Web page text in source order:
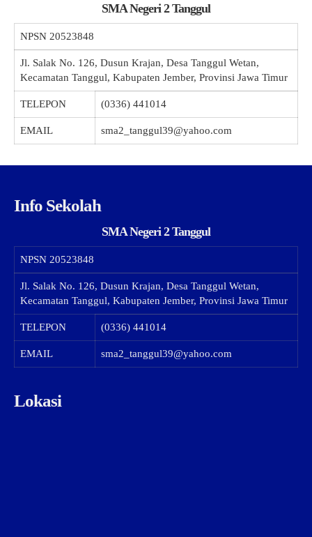
SMA Negeri 2 Tanggul
NPSN 20523848
Jl. Salak No. 126, Dusun Krajan, Desa Tanggul Wetan,
Kecamatan Tanggul, Kabupaten Jember, Provinsi Jawa Timur
TELEPON (0336) 441014
EMAIL sma2_tanggul39@yahoo.com
Info Sekolah
SMA Negeri 2 Tanggul
NPSN 20523848
Jl. Salak No. 126, Dusun Krajan, Desa Tanggul Wetan,
Kecamatan Tanggul, Kabupaten Jember, Provinsi Jawa Timur
TELEPON (0336) 441014
EMAIL sma2_tanggul39@yahoo.com
Lokasi